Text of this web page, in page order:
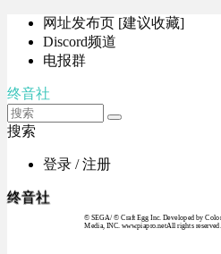
网址发布页 [建议收藏]
Discord频道
电报群
终音社
搜索
登录 / 注册
终音社
© SEGA / © Craft Egg Inc. Developed by
Media, INC. www.piapro.netAll rights reserved.